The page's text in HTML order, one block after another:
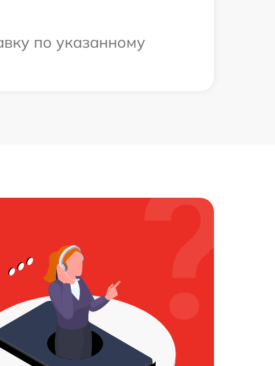
по указанному